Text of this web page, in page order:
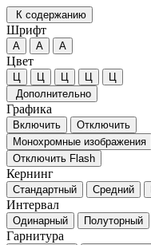
К содержанию
Шрифт
А А А
Цвет
Ц Ц Ц Ц
Ц
Дополнительно
Графика
Включить
Отключить
Монохромные изображения
Отключить Flash
Кернинг
Стандартный Средний
Интервал
Одинарный Полуторный
Гарнитура